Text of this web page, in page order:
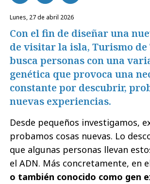
lunes, 27 de abril 2026
Con el fin de diseñar una
de visitar la isla, Turismo de
busca personas con una
genética que provoca una
constante por descubrir,
nuevas experiencias.
Desde pequeños investigamos,
probamos cosas nuevas. Lo
que algunas personas llevan
el ADN. Más concretamente, en
o también conocido como gen